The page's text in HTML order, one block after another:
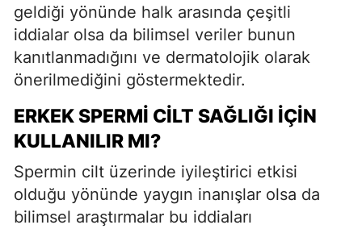
geldiği yönünde halk arasında çeşitli
iddialar olsa da bilimsel veriler bunun
kanıtlanmadığını ve dermatolojik olarak
önerilmediğini göstermektedir.
ERKEK SPERMI CILT SAĞLIĞI İÇIN
KULLANILIR MI?
Spermin cilt üzerinde iyileştirici etkisi
olduğu yönünde yaygın inanışlar olsa da
bilimsel araştırmalar bu iddiaları